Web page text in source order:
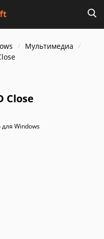
Мультимедиа
Close
для Windows